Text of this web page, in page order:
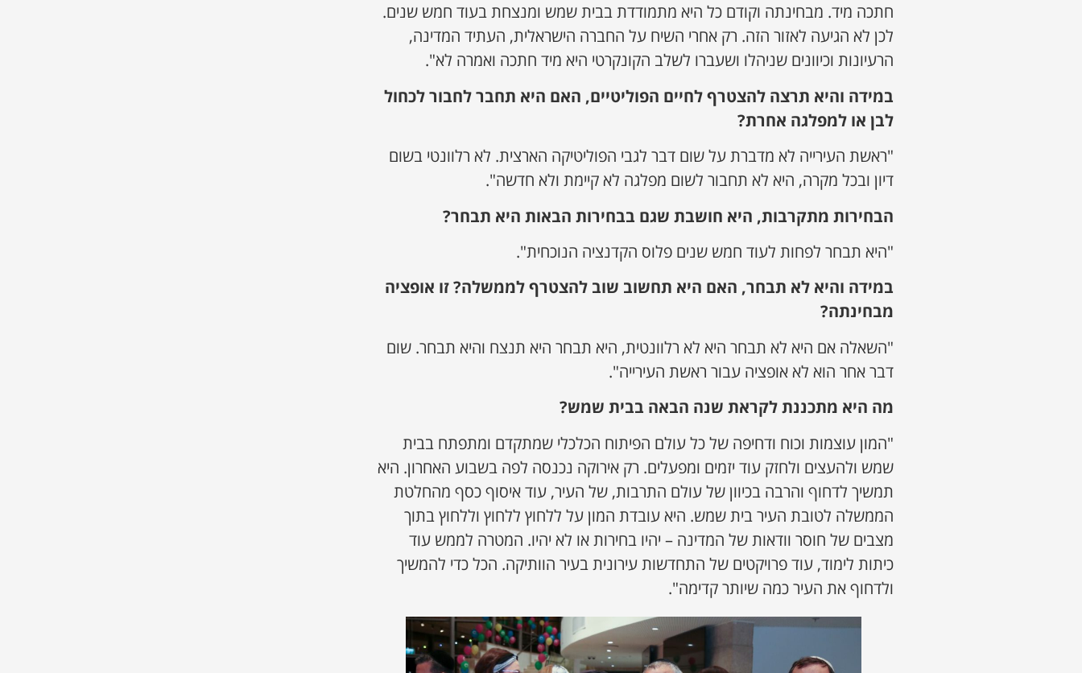
חתכה מיד. מבחינתה וקודם כל היא מתמודדת בבית שמש ומנצחת בעוד חמש שנים.
לכן לא הגיעה לאזור הזה. רק אחרי השיח על החברה הישראלית, העתיד המדינה,
הרעיונות וכיוונים שניהלו ושעברו לשלב הקונקרטי היא מיד חתכה ואמרה לא".
במידה והיא תרצה להצטרף לחיים הפוליטיים, האם היא תחבר לחבור לכחול
לבן או למפלגה אחרת?
"ראשת העירייה לא מדברת על שום דבר לגבי הפוליטיקה הארצית. לא רלוונטי בשום
דיון ובכל מקרה, היא לא תחבור לשום מפלגה לא קיימת ולא חדשה".
הבחירות מתקרבות, היא חושבת שגם בבחירות הבאות היא תבחר?
"היא תבחר לפחות לעוד חמש שנים פלוס הקדנציה הנוכחית".
במידה והיא לא תבחר, האם היא תחשוב שוב להצטרף לממשלה? זו אופציה
מבחינתה?
"השאלה אם היא לא תבחר היא לא רלוונטית, היא תבחר היא תנצח והיא תבחר. שום
דבר אחר הוא לא אופציה עבור ראשת העירייה".
מה היא מתכננת לקראת שנה הבאה בבית שמש?
"המון עוצמות וכוח ודחיפה של כל עולם הפיתוח הכלכלי שמתקדם ומתפתח בבית
שמש ולהעצים ולחזק עוד יזמים ומפעלים. רק אירוקה נכנסה לפה בשבוע האחרון. היא
תמשיך לדחוף והרבה בכיוון של עולם התרבות, של העיר, עוד איסוף כסף מהחלטת
הממשלה לטובת העיר בית שמש. היא עובדת המון על ללחוץ ללחוץ וללחוץ בתוך
מצבים של חוסר וודאות של המדינה – יהיו בחירות או לא יהיו. המטרה לממש עוד
כיתות לימוד, עוד פרויקטים של התחדשות עירונית בעיר הוותיקה. הכל כדי להמשיך
ולדחוף את העיר כמה שיותר קדימה".